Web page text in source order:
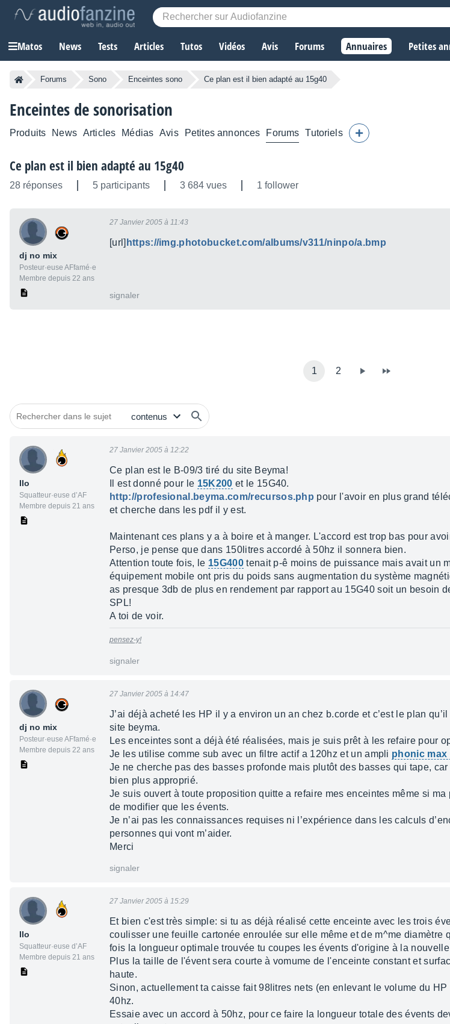
Matos News Tests Articles Tutos Vidéos Avis Forums Annuaires Petites
Forums Sono Enceintes sono Ce plan est il bien adapté au 15g40
Enceintes de sonorisation
Produits News Articles Médias Avis Petites annonces Forums Tutoriels
Ce plan est il bien adapté au 15g40
28 réponses 5 participants 3 684 vues 1 follower
dj no mix
Posteur·euse AFfamé·e
Membre depuis 22 ans
27 Janvier 2005 à 11:43
[url] https://img.photobucket.com/albums/v311/ninpo/a.bmp
signaler
1 2
Ilo
Squatteur·euse d’AF
Membre depuis 21 ans
27 Janvier 2005 à 12:22
Ce plan est le B-09/3 tiré du site Beyma!
Il est donné pour le 15K200 et le 15G40.
http://profesional.beyma.com/recursos.php pour l'avoir en plus grand
et cherche dans les pdf il y est.
Maintenant ces plans y a à boire et à manger. L'accord est trop bas pour
Perso, je pense que dans 150litres accordé à 50hz il sonnera bien.
Attention toute fois, le 15G400tenait p-ê moins de puissance mais avait un
équipement mobile ont pris du poids sans augmentation du système
as presque 3db de plus en rendement par rapport au 15G40 soit un besoin
SPL!
A toi de voir.
pensez-y!
signaler
dj no mix
Posteur·euse AFfamé·e
Membre depuis 22 ans
27 Janvier 2005 à 14:47
J’ai déjà acheté les HP il y a environ un an chez b.corde et c’est le plan
site beyma.
Les enceintes sont a déjà été réalisées, mais je suis prêt à les refaire pour
Je les utilise comme sub avec un filtre actif a 120hz et un ampli phonic max
Je ne cherche pas des basses profonde mais plutôt des basses qui tape,
bien plus approprié.
Je suis ouvert à toute proposition quitte a refaire mes enceintes même si
de modifier que les évents.
Je n’ai pas les connaissances requises ni l’expérience dans les calculs
personnes qui vont m’aider.
Merci
signaler
Ilo
Squatteur·euse d’AF
Membre depuis 21 ans
27 Janvier 2005 à 15:29
Et bien c'est très simple: si tu as déjà réalisé cette enceinte avec les trois
coulisser une feuille cartonée enroulée sur elle même et de m^me
fois la longueur optimale trouvée tu coupes les évents d'origine à la
Plus la taille de l'évent sera courte à vomume de l'enceinte constant et
haute.
Sinon, actuellement ta caisse fait 98litres nets (en enlevant le volume du
40hz.
Essaie avec un accord à 50hz, pour ce faire la longueur totale des évents